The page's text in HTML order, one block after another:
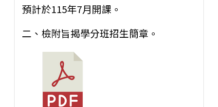
預計於115年7月開課。
二、檢附旨揭學分班招生簡章。